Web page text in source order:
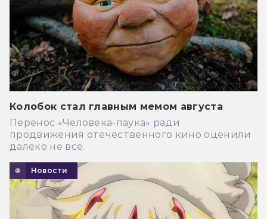
Колобок стал главным мемом августа
Перенос «Человека-паука» ради
продвижения отечественного кино оценили
далеко не все.
Новости